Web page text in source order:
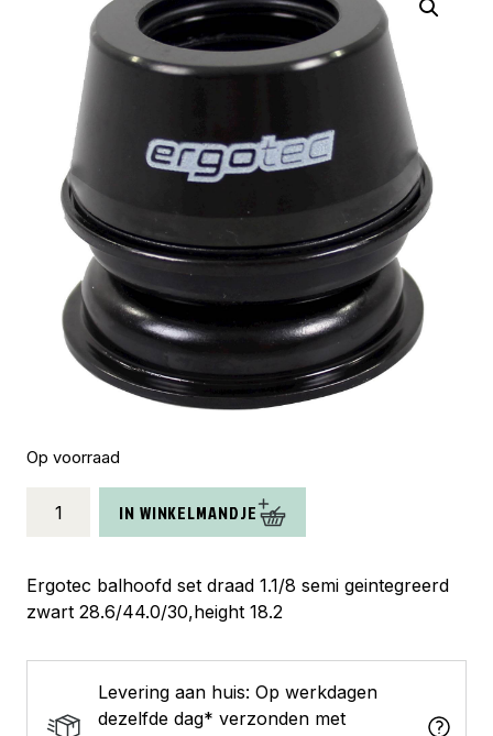
Op voorraad
balhoofdstel
A118SGK
1.1/8
int.
aantal
IN WINKELMANDJE
Ergotec balhoofd set draad 1.1/8 semi geintegreerd
zwart 28.6/44.0/30,height 18.2
Levering aan huis: Op werkdagen
dezelfde dag* verzonden met